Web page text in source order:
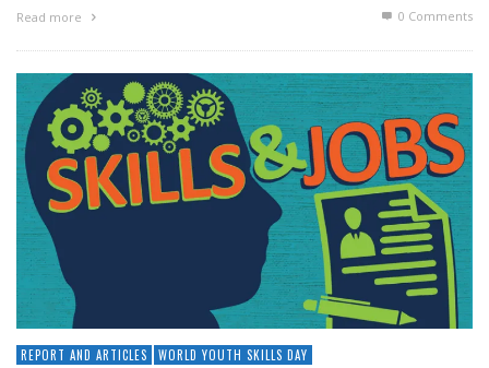
Read more 0 Comments
REPORT AND ARTICLES WORLD YOUTH SKILLS DAY